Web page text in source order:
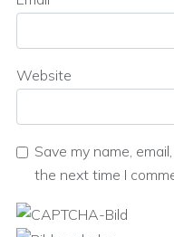
Website
Save my name,
the next time I